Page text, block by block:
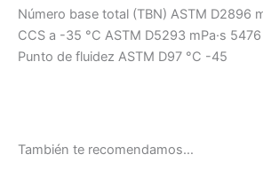
Número base total (TBN) ASTM D2896
CCS a -35 °C ASTM D5293 mPa·s 5476
Punto de fluidez ASTM D97 °C -45
También te recomendamos…